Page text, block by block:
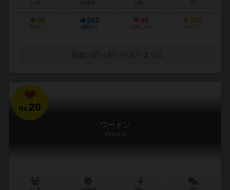
66
興味あり
262
経験あり
40
お気に入り
248
持ってる
No.20
ワードン
Wordon